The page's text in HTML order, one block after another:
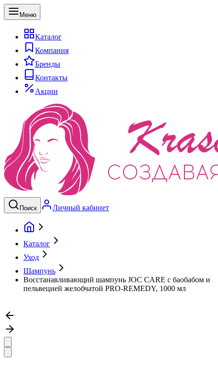
Меню
Каталог
Компания
Бренды
Контакты
Акции
Поиск Личный кабинет
Каталог
Уход
Шампунь
Восстанавливающий шампунь JOC CARE с баобабом и
пельвецией желобчатой PRO-REMEDY, 1000 мл